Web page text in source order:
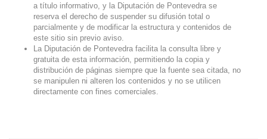
a título informativo, y la Diputación de Pontevedra se
reserva el derecho de suspender su difusión total o
parcialmente y de modificar la estructura y contenidos de
este sitio sin previo aviso.
La Diputación de Pontevedra facilita la consulta libre y
gratuita de esta información, permitiendo la copia y
distribución de páginas siempre que la fuente sea citada, no
se manipulen ni alteren los contenidos y no se utilicen
directamente con fines comerciales.